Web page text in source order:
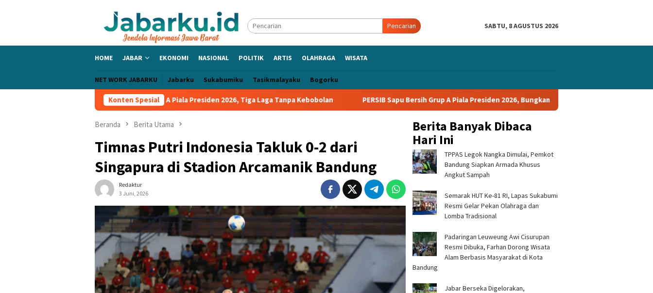
Pencarian SABTU, 8 AGUSTUS 2026
HOME JABAR EKONOMI NASIONAL POLITIK ARTIS OLAHRAGA WISATA
NET WORK JABARKU Jabarku Sukabumiku Tasikmalayaku Bogorku
Konten Spesial
PERSIB Sapu Bersih Grup A Piala Presiden 2026, Tiga Laga Tanpa Kebobolan PERSIB Sapu Bersih Grup A Piala Presiden 2026, Bungkam Tampines Rovers 1-0 dan Lolos ke Semifinal
Beranda Berita Utama
Timnas Putri Indonesia Takluk 0-2 dari
Singapura di Stadion Arcamanik Bandung
Redaktur
3 Juni, 2026
Berita Banyak Dibaca
Hari Ini
TPPAS Legok Nangka Dimulai, Pemkot
Bandung Siapkan Armada Khusus
Angkut Sampah
Semarak HUT Ke-81 RI, Lapas Sukabumi
Resmi Gelar Pekan Olahraga dan
Lomba Tradisional
Padaringan Leuweung Awi Cisurupan
Resmi Dibuka, Farhan Dorong Wisata
Alam Berbasis Masyarakat di Kota
Bandung
Jabar Berseka Digelorakan,